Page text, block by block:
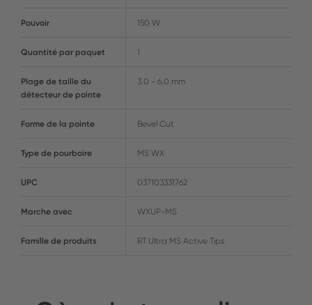
Pouvoir 150 W
Quantité par paquet 1
Plage de taille du
détecteur de pointe
3.0 - 6.0 mm
Forme de la pointe Bevel Cut
Type de pourboire MS WX
UPC 037103331762
Marche avec WXUP-MS
Famille de produits RT Ultra MS Active Tips